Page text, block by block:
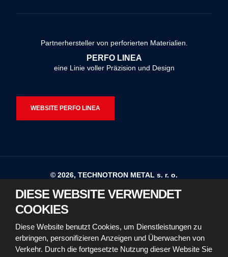
nicht
werden
Partnerhersteller von perforierten Materialien.
PERFO LINEA
eine Linie voller Präzision und Design
WEBSITE PERFO LINEA
© 2026, TECHNOTRON METAL s. r. o.
Sitemap Nutzungsbedingungen
Richtlinien für die Verwendung von Cookies
DIESE WEBSITE VERWENDET
COOKIES
Diese Website benutzt Cookies, um Dienstleistungen zu
erbringen, personifizieren Anzeigen und Überwachen von
Verkehr. Durch die fortgesetzte Nutzung dieser Website Sie